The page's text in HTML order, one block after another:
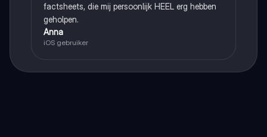
factsheets, die mij persoonlijk HEEL erg hebben
geholpen.
Anna
iOS gebruiker